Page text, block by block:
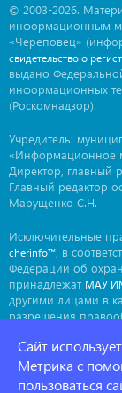
© 2003-2026.
информационным
«Череповец»
свидетельство о
выдано
информационных
(Роскомнадзор).
Учредитель:
«Информационное
Директор, главный
Главный редактор
Марущенко С.Н.
Исключительные
cherinfo™ , в
Федерации об
принадлежат МАУ
другими лицами в
разрешения
ima@cherinfo.ru.
редакции.
При
Сайт
Метрика с
пользоваться